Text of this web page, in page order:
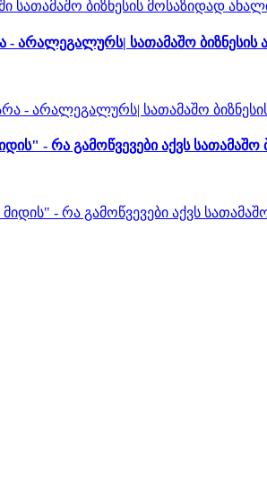
სათამაშო ბიზნესის
- რა გამოწვევები აქვს სათამაშო